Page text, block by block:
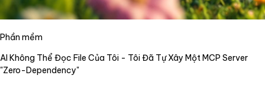
Phần mềm
AI Không Thể Đọc File Của Tôi - Tôi Đã Tự Xây Một MCP Server
"Zero-Dependency"